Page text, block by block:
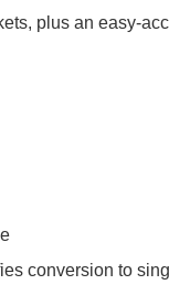
plus an easy-
conversion to